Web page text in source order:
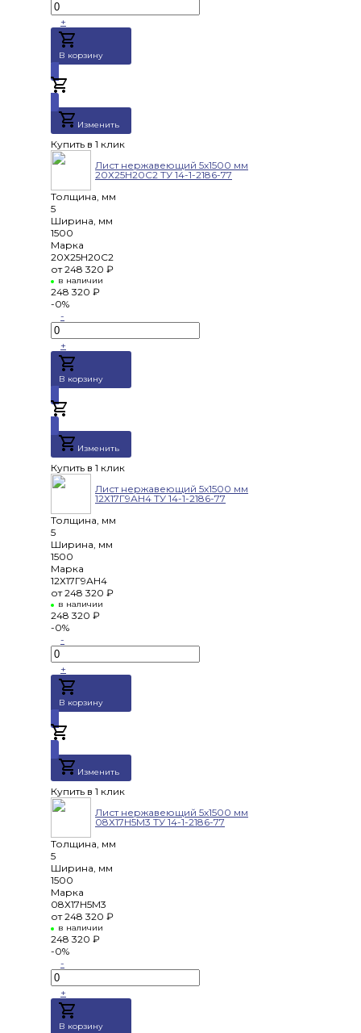
+
В корзину
Изменить
Купить в 1 клик
Лист нержавеющий 5х1500 мм
20Х25Н20С2 ТУ 14-1-2186-77
Толщина, мм
5
Ширина, мм
1500
Марка
20Х25Н20С2
от 248 320 ₽
в наличии
248 320 ₽
-0%
-
+
В корзину
Изменить
Купить в 1 клик
Лист нержавеющий 5х1500 мм
12Х17Г9АН4 ТУ 14-1-2186-77
Толщина, мм
5
Ширина, мм
1500
Марка
12Х17Г9АН4
от 248 320 ₽
в наличии
248 320 ₽
-0%
-
+
В корзину
Изменить
Купить в 1 клик
Лист нержавеющий 5х1500 мм
08Х17Н5М3 ТУ 14-1-2186-77
Толщина, мм
5
Ширина, мм
1500
Марка
08Х17Н5М3
от 248 320 ₽
в наличии
248 320 ₽
-0%
-
+
В корзину